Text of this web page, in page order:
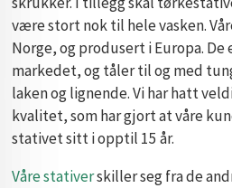
være stort nok til hele vasken.
Norge, og produsert i Europa.
markedet, og tåler til og med
laken og lignende. Vi har hatt
kvalitet, som har gjort at våre
stativet sitt i opptil 15 år.
Våre stativerskiller seg fra de